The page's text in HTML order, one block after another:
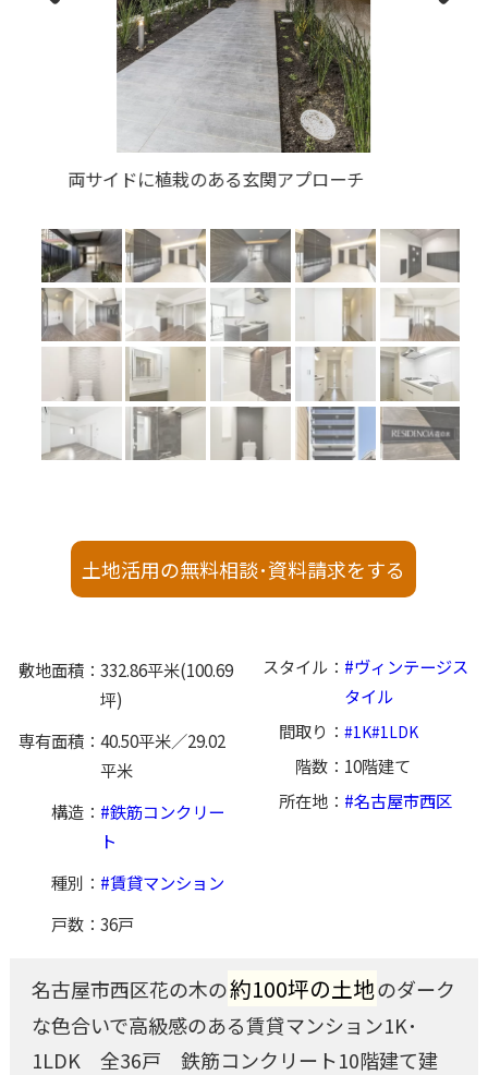
大判タイルの高級感あるエントランスホール
土地活用の無料相談･資料請求をする
敷地面積
332.86平米(100.69
坪)
専有面積
40.50平米／29.02
平米
構造
鉄筋コンクリー
ト
種別
賃貸マンション
戸数
36戸
スタイル
ヴィンテージス
タイル
間取り
1K 1LDK
階数
10階建て
所在地
名古屋市西区
名古屋市西区花の木の約100坪の土地のダーク
な色合いで高級感のある賃貸マンション1K･
1LDK 全36戸 鉄筋コンクリート10階建て建